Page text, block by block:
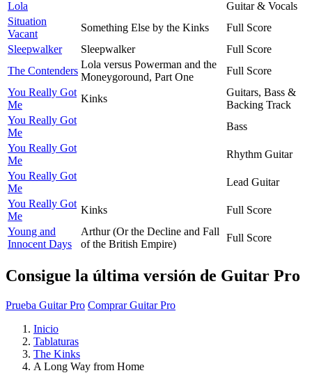
Lola
Guitar & Vocals
Situation
Vacant
Something Else by the Kinks
Full Score
Sleepwalker
Sleepwalker
Full Score
The Contenders
Lola versus Powerman and the
Moneygoround, Part One
Full Score
You Really Got
Me
Kinks
Guitars, Bass &
Backing Track
You Really Got
Me
Bass
You Really Got
Me
Rhythm Guitar
You Really Got
Me
Lead Guitar
You Really Got
Me
Kinks
Full Score
Young and
Innocent Days
Arthur (Or the Decline and Fall
of the British Empire)
Full Score
Consigue la última versión de Guitar Pro
Prueba Guitar Pro Comprar Guitar Pro
Inicio
Tablaturas
The Kinks
A Long Way from Home